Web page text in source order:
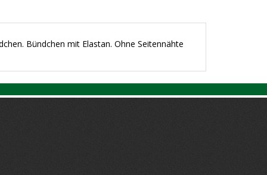
Bündchen mit Elastan. Ohne Seitennähte